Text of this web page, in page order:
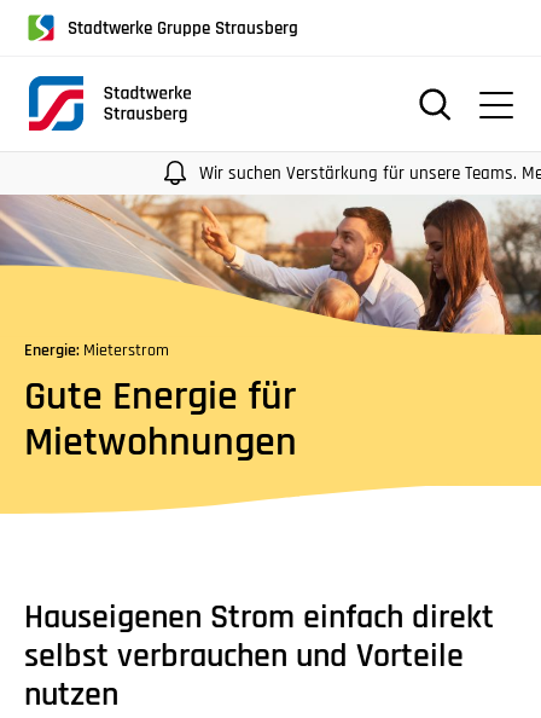
Screenreader
oder
Navigation
mit
Tabulatorentaste:
Überspringen
der
Stadtwerke Gruppe Strausberg
Wir suchen Verstärkung für unsere Teams. Mehr
Energie: Mieterstrom
Gute Energie für
Mietwohnungen
Hauseigenen Strom einfach direkt
selbst verbrauchen und Vorteile
nutzen